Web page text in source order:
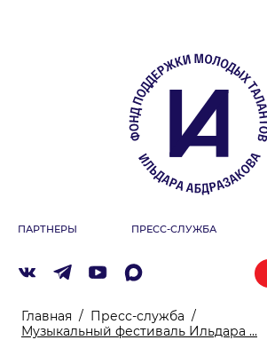
ДЕЯТЕЛЬНОСТЬ ФОНДА
Фестиваль
«ArtSpace»
Клуб меценатов
ПАРТНЕРЫ ПРЕСС-СЛУЖБА
Главная / Пресс-служба /
Музыкальный фестиваль Ильдара ...